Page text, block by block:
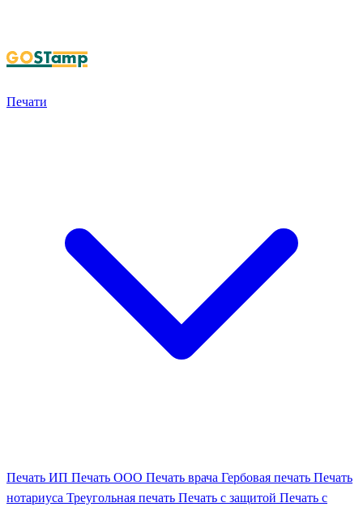
Печати
Печать ИП Печать ООО Печать врача Гербовая печать Печать
нотариуса Треугольная печать Печать с защитой Печать с